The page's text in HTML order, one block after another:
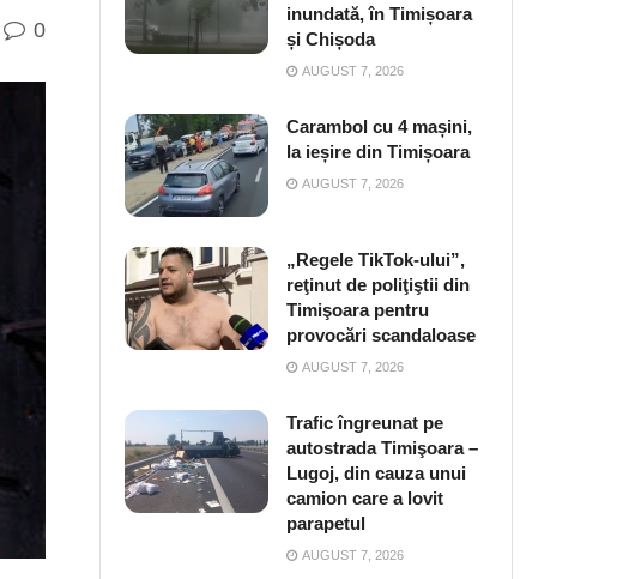
0
inundată, în Timișoara
și Chișoda
AUGUST 7, 2026
Carambol cu 4 mașini,
la ieșire din Timișoara
AUGUST 7, 2026
„Regele TikTok-ului”,
reţinut de poliţiştii din
Timişoara pentru
provocări scandaloase
AUGUST 7, 2026
Trafic îngreunat pe
autostrada Timişoara –
Lugoj, din cauza unui
camion care a lovit
parapetul
AUGUST 7, 2026